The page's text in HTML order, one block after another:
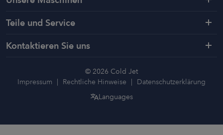
Teile und Service
Kontaktieren Sie uns
© 2026 Cold Jet
Impressum
Rechtliche Hinweise
Datenschutzerklärung
Languages